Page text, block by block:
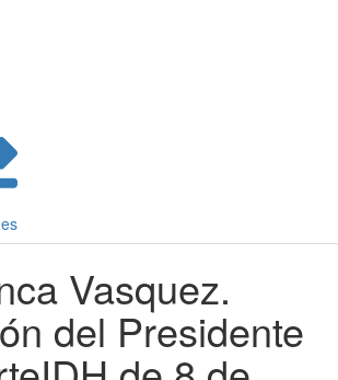
Vasquez.
del Presidente